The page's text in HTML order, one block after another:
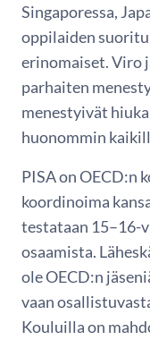
Singaporessa,
oppilaiden
erinomaiset. Viro
parhaiten
menestyivät
huonommin
PISA on OECD:n
koordinoima
testataan 15–16-
osaamista.
ole OECD:n
vaan
Kouluilla on